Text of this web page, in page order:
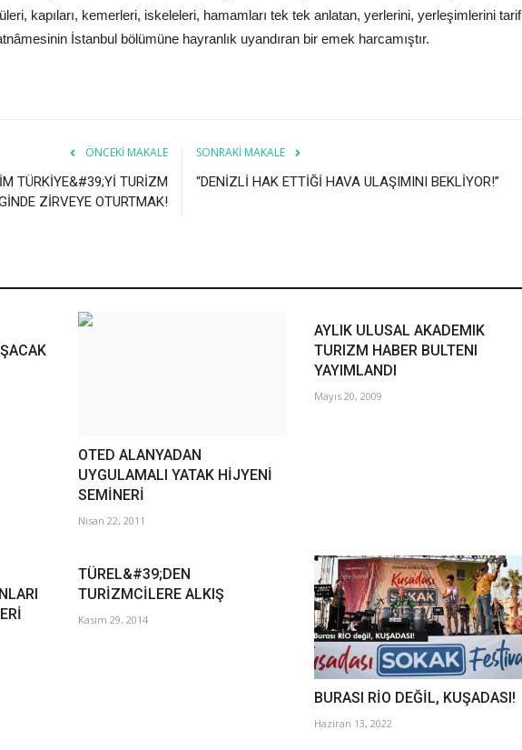
kapıları, kemerleri, iskeleleri, hamamları tek tek anlatan, yerlerini, yerleşimlerini tarif
İstanbul bölümüne hayranlık uyandıran bir emek harcamıştır.
ÖNCEKI MAKALE
TÜRKİYE&#39;Yİ TURİZM
ZİRVEYE OTURTMAK!
SONRAKI MAKALE
“DENİZLİ HAK ETTİĞİ HAVA ULAŞIMINI BEKLİYOR!”
OTED ALANYADAN
UYGULAMALI YATAK HİJYENİ
SEMİNERİ
Nisan 22, 2011
AYLIK ULUSAL AKADEMIK
TURIZM HABER BULTENI
YAYIMLANDI
Mayıs 20, 2009
TÜREL&#39;DEN
TURİZMCİLERE ALKIŞ
Kasım 29, 2014
BURASI RİO DEĞİL, KUŞADASI!
Haziran 13, 2022